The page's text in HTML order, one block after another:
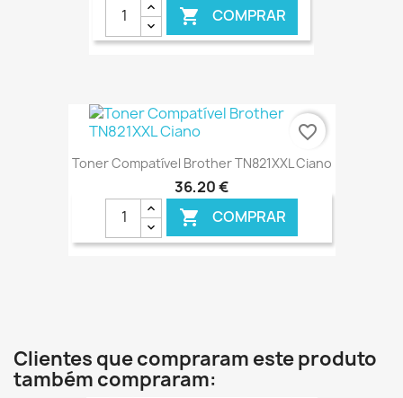
 COMPRAR
€ ONLINE
Toner Compatível Brother TN821XXL Ciano
36,20 €
 COMPRAR
favorite_border
Clientes que compraram este produto
também compraram: